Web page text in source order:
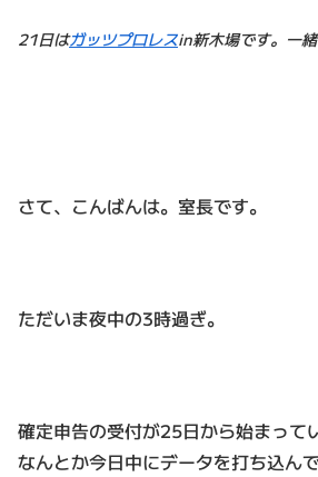
21日はガッツプロレスin新木場です。一
さて、こんばんは。室長です。
ただいま夜中の3時過ぎ。
確定申告の受付が25日から始まって
なんとか今日中にデータを打ち込ん